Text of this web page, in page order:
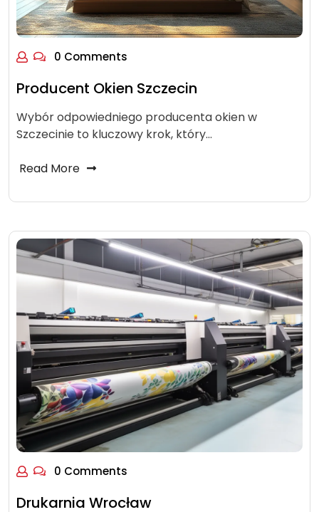
0 Comments
Producent Okien Szczecin
Wybór odpowiedniego producenta okien w
Szczecinie to kluczowy krok, który…
Read More
0 Comments
Drukarnia Wrocław